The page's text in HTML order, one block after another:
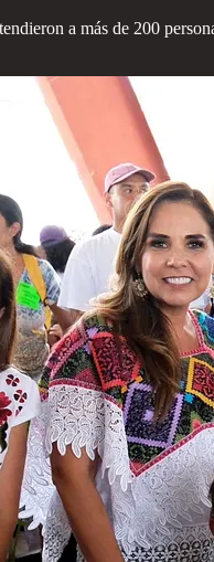
a más de 200